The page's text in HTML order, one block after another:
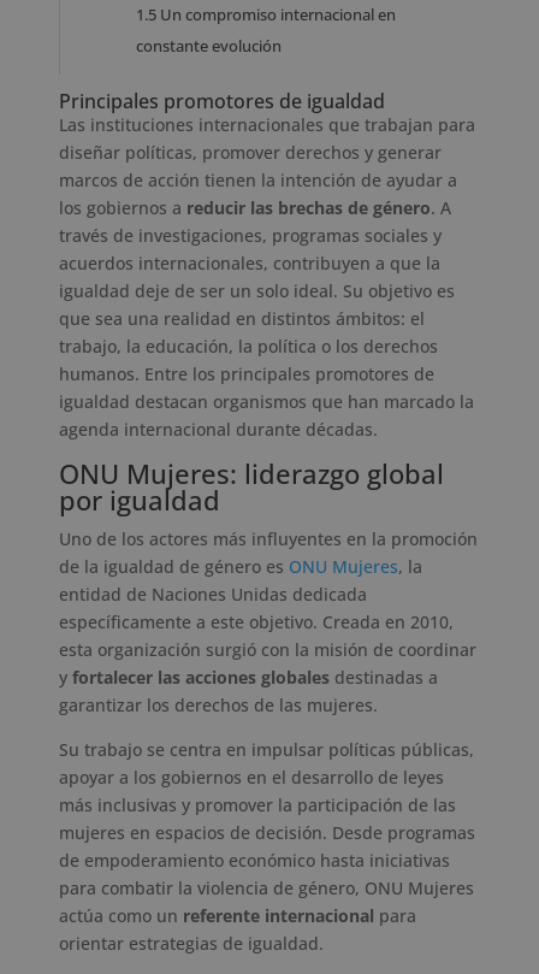
1.5Un compromiso internacional en
constante evolución
Principales promotores de igualdad
Las instituciones internacionales que trabajan para
diseñar políticas, promover derechos y generar
marcos de acción tienen la intención de ayudar a
los gobiernos a reducir las brechas de género. A
través de investigaciones, programas sociales y
acuerdos internacionales, contribuyen a que la
igualdad deje de ser un solo ideal. Su objetivo es
que sea una realidad en distintos ámbitos: el
trabajo, la educación, la política o los derechos
humanos. Entre los principales promotores de
igualdad destacan organismos que han marcado la
agenda internacional durante décadas.
ONU Mujeres: liderazgo global
por igualdad
Uno de los actores más influyentes en la promoción
de la igualdad de género es ONU Mujeres, la
entidad de Naciones Unidas dedicada
específicamente a este objetivo. Creada en 2010,
esta organización surgió con la misión de coordinar
y fortalecer las acciones globalesdestinadas a
garantizar los derechos de las mujeres.
Su trabajo se centra en impulsar políticas públicas,
apoyar a los gobiernos en el desarrollo de leyes
más inclusivas y promover la participación de las
mujeres en espacios de decisión. Desde programas
de empoderamiento económico hasta iniciativas
para combatir la violencia de género, ONU Mujeres
actúa como un referente internacional para
orientar estrategias de igualdad.